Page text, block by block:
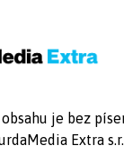
je bez
Extra